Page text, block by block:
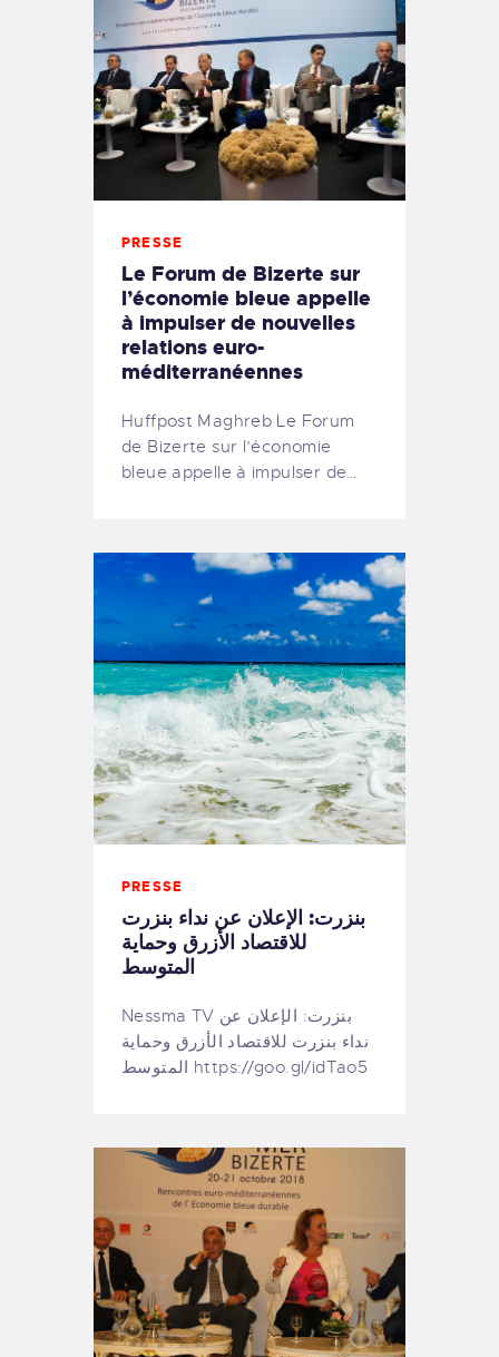
PRESSE
Le Forum de Bizerte sur
l’économie bleue appelle
à impulser de nouvelles
relations euro-
méditerranéennes
Huffpost Maghreb Le Forum
de Bizerte sur l’économie
bleue appelle à impulser de…
PRESSE
بنزرت: الإعلان عن نداء بنزرت
للاقتصاد الأزرق وحماية
المتوسط
Nessma TV بنزرت: الإعلان عن
نداء بنزرت للاقتصاد الأزرق وحماية
المتوسط https://goo.gl/idTao5